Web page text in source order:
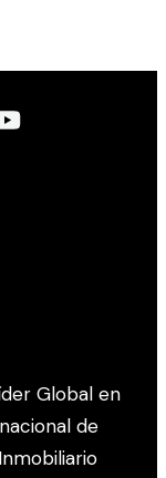
Global en
de